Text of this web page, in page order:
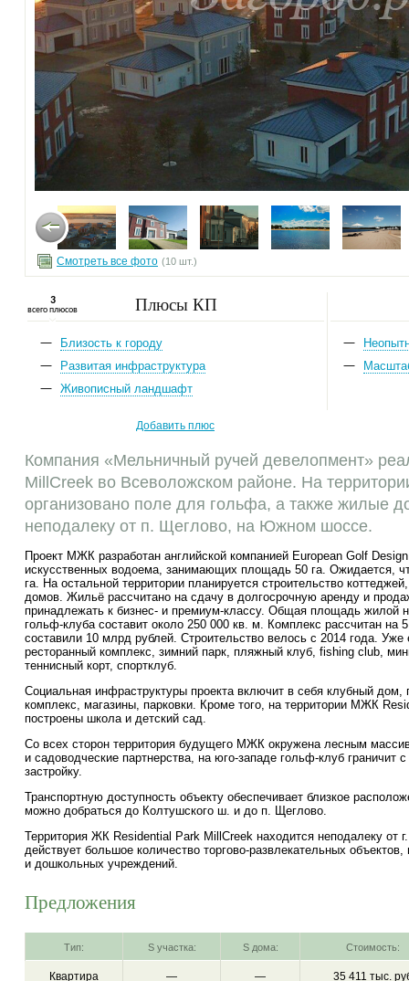
Смотреть все фото (10 шт.)
Плюсы КП
3
всего плюсов
Близость к городу
Развитая инфраструктура
Живописный ландшафт
Добавить плюс
Компания «Мельничный ручей девелопмент»
MillCreek во Всеволожском районе. На
организовано поле для гольфа, а также жилые
неподалеку от п. Щеглово, на Южном шоссе.
Проект МЖК разработан английской компанией European Golf
искусственных водоема, занимающих площадь 50 га. Ожидается,
га. На остальной территории планируется строительство
домов. Жильё рассчитано на сдачу в долгосрочную аренду и
принадлежать к бизнес- и премиум-классу. Общая площадь жилой
гольф-клубасоставит около 250 000 кв. м. Комплекс рассчитан на
составили 10 млрд рублей. Строительство велось с 2014 года. Уже
ресторанный комплекс, зимний парк, пляжный клуб, fishing club,
теннисный корт, спортклуб.
Социальная инфраструктуры проекта включит в себя клубный дом,
комплекс, магазины, парковки. Кроме того, на территории МЖК
построены школа и детский сад.
Со всех сторон территория будущего МЖК окружена лесным
и садоводческие партнерства, на юго-западе гольф-клуб граничит
застройку.
Транспортную доступность объекту обеспечивает близкое
можно добраться до Колтушского ш. и до п. Щеглово.
Территория ЖК Residential Park MillCreek находится неподалеку от
действует большое количество торгово-развлекательных объектов,
и дошкольных учреждений.
Предложения
Тип: S участка: S дома: Стоимость:
Квартира — — 35 411 тыс.